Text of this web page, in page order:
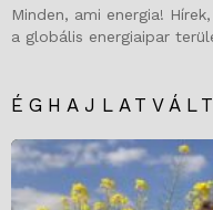
Minden, ami energia!
a globális energiaipar